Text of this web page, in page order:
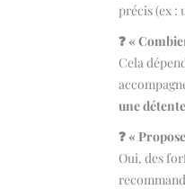
précis (ex :
❓ «
Cela
une détente
❓ «
Oui, des